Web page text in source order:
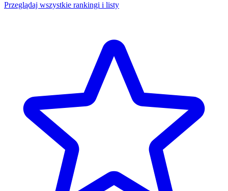
Przeglądaj wszystkie rankingi i listy